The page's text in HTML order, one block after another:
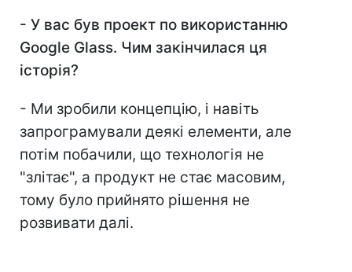
- У вас був проект по використанню
Google Glass. Чим закінчилася ця
історія?
- Ми зробили концепцію, і навіть
запрограмували деякі елементи, але
потім побачили, що технологія не
"злітає", а продукт не стає масовим,
тому було прийнято рішення не
розвивати далі.